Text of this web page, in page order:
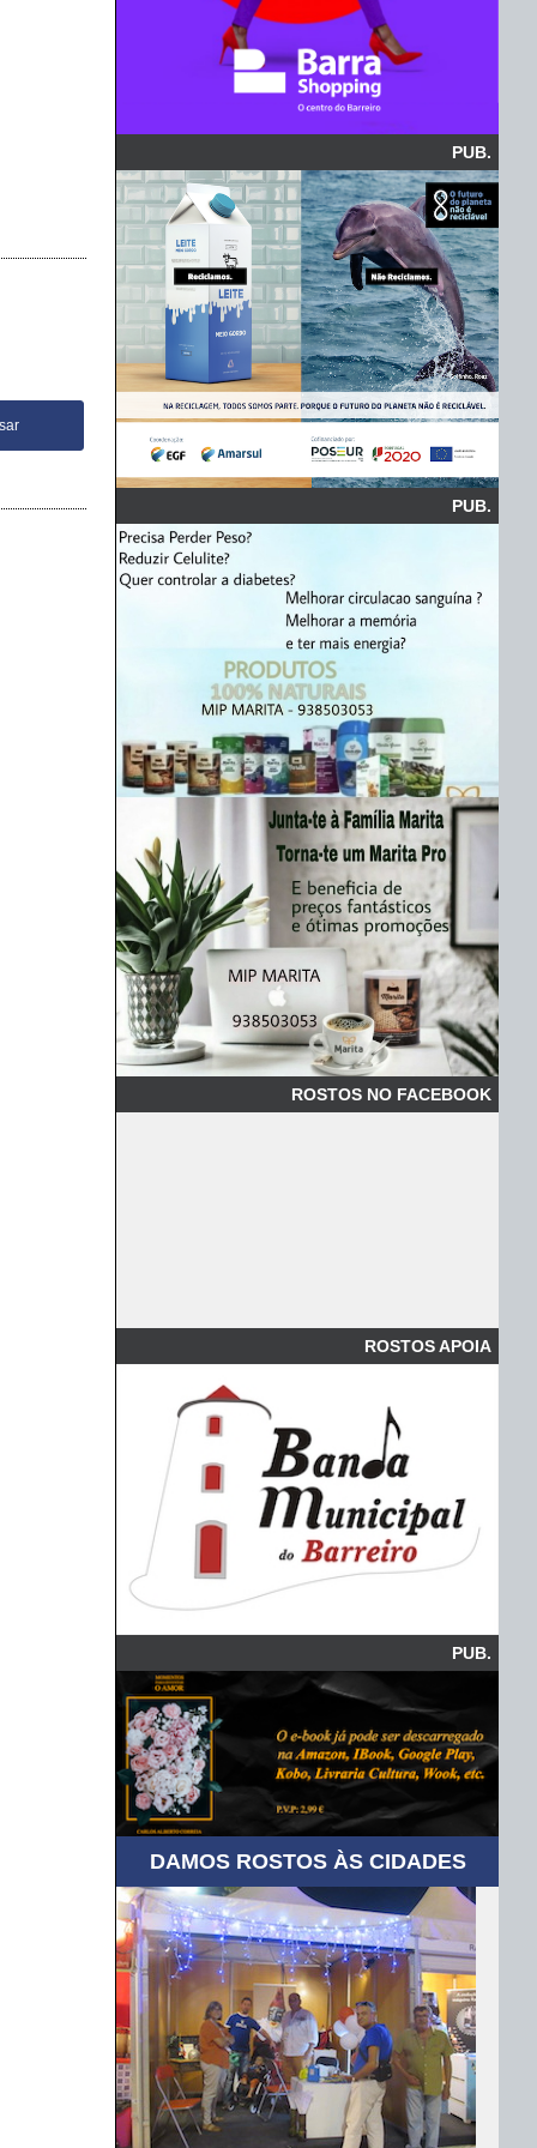
PUB.
PUB.
ROSTOS NO FACEBOOK
ROSTOS APOIA
PUB.
DAMOS ROSTOS ÀS CIDADES